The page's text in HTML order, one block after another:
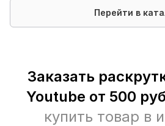
Перейти в
Заказать
Youtube от 500
купить товар в